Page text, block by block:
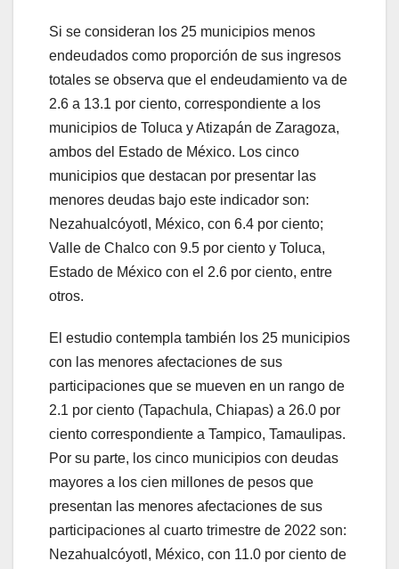
Si se consideran los 25 municipios menos
endeudados como proporción de sus ingresos
totales se observa que el endeudamiento va de
2.6 a 13.1 por ciento, correspondiente a los
municipios de Toluca y Atizapán de Zaragoza,
ambos del Estado de México. Los cinco
municipios que destacan por presentar las
menores deudas bajo este indicador son:
Nezahualcóyotl, México, con 6.4 por ciento;
Valle de Chalco con 9.5 por ciento y Toluca,
Estado de México con el 2.6 por ciento, entre
otros.
El estudio contempla también los 25 municipios
con las menores afectaciones de sus
participaciones que se mueven en un rango de
2.1 por ciento (Tapachula, Chiapas) a 26.0 por
ciento correspondiente a Tampico, Tamaulipas.
Por su parte, los cinco municipios con deudas
mayores a los cien millones de pesos que
presentan las menores afectaciones de sus
participaciones al cuarto trimestre de 2022 son:
Nezahualcóyotl, México, con 11.0 por ciento de